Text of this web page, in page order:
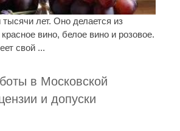
лет. Оно делается из
вино, белое вино и розовое.
свой ...
в Московской
и допуски